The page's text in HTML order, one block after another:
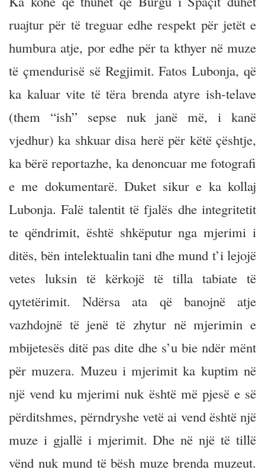
ruajtur për të treguar edhe respekt për jetët e
humbura atje, por edhe për ta kthyer në muze
të çmendurisë së Regjimit. Fatos Lubonja, që
ka kaluar vite të tëra brenda atyre ish-telave
(them “ish” sepse nuk janë më, i kanë
vjedhur) ka shkuar disa herë për këtë çështje,
ka bërë reportazhe, ka denoncuar me fotografi
e me dokumentarë. Duket sikur e ka kollaj
Lubonja. Falë talentit të fjalës dhe integritetit
te qëndrimit, është shkëputur nga mjerimi i
ditës, bën intelektualin tani dhe mund t’i lejojë
vetes luksin të kërkojë të tilla tabiate të
qytetërimit. Ndërsa ata që banojnë atje
vazhdojnë të jenë të zhytur në mjerimin e
mbijetesës ditë pas dite dhe s’u bie ndër mënt
për muzera. Muzeu i mjerimit ka kuptim në
një vend ku mjerimi nuk është më pjesë e së
përditshmes, përndryshe vetë ai vend është një
muze i gjallë i mjerimit. Dhe në një të tillë
vënd nuk mund të bësh muze brenda muzeut.